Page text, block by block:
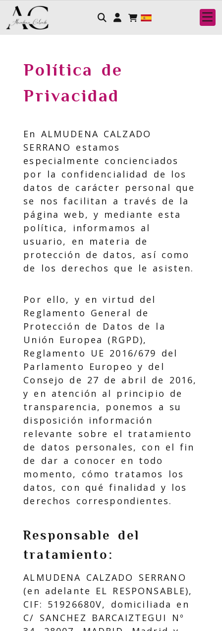
Identifícate
Política de
Privacidad
En ALMUDENA CALZADO
SERRANO estamos
especialmente concienciados
por la confidencialidad de los
datos de carácter personal que
se nos facilitan a través de la
página web, y mediante esta
política, informamos al
usuario, en materia de
protección de datos, así como
de los derechos que le asisten.
Por ello, y en virtud del
Reglamento General de
Protección de Datos de la
Unión Europea (RGPD),
Reglamento UE 2016/679 del
Parlamento Europeo y del
Consejo de 27 de abril de 2016,
y en atención al principio de
transparencia, ponemos a su
disposición información
relevante sobre el tratamiento
de datos personales, con el fin
de dar a conocer en todo
momento, cómo tratamos los
datos, con qué finalidad y los
derechos correspondientes.
Responsable del
tratamiento:
ALMUDENA CALZADO SERRANO
(en adelante EL RESPONSABLE),
CIF: 51926680V, domiciliada en
C/ SANCHEZ BARCAIZTEGUI Nº